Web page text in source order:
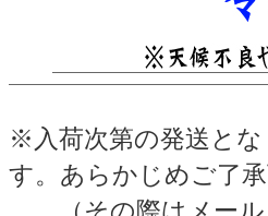
※入荷次第の発送と
す。あらかじめご了